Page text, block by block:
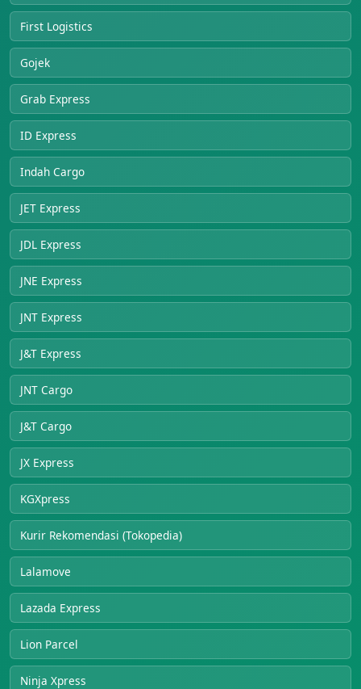
First Logistics
Gojek
Grab Express
ID Express
Indah Cargo
JET Express
JDL Express
JNE Express
JNT Express
J&T Express
JNT Cargo
J&T Cargo
JX Express
KGXpress
Kurir Rekomendasi (Tokopedia)
Lalamove
Lazada Express
Lion Parcel
Ninja Xpress